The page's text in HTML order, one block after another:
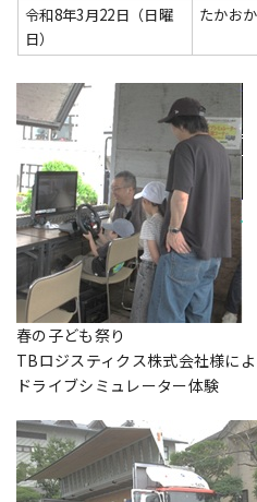
令和8年3月22日（日曜
日）
たかお
春の子ども祭り
TBロジスティクス株式会社様に
ドライブシミュレーター体験